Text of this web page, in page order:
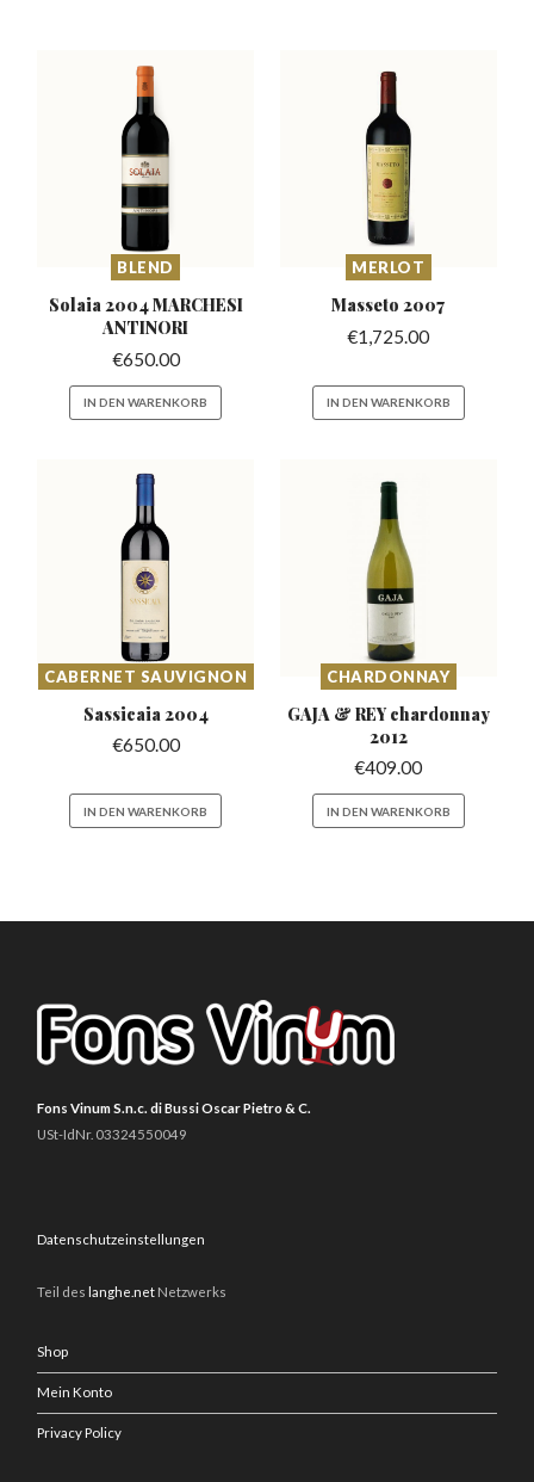
BLEND
Solaia 2004 MARCHESI
ANTINORI
€650.00
IN DEN WARENKORB
MERLOT
Masseto 2007
€1,725.00
IN DEN WARENKORB
CABERNET SAUVIGNON
Sassicaia 2004
€650.00
IN DEN WARENKORB
CHARDONNAY
GAJA & REY chardonnay
2012
€409.00
IN DEN WARENKORB
Fons Vinum S.n.c. di Bussi Oscar Pietro & C.
USt-IdNr. 03324550049
Datenschutzeinstellungen
Teil des langhe.net Netzwerks
Shop
Mein Konto
Privacy Policy